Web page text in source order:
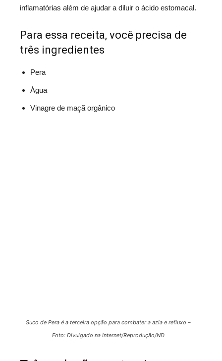
inflamatórias além de ajudar a diluir o ácido estomacal.
Para essa receita, você precisa de
três ingredientes
Pera
Água
Vinagre de maçã orgânico
Suco de Pera é a terceira opção para combater a azia e refluxo –
Foto: Divulgado na Internet/Reprodução/ND